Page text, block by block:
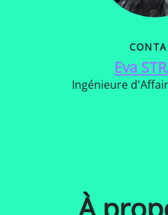
Eva
Ingénieure